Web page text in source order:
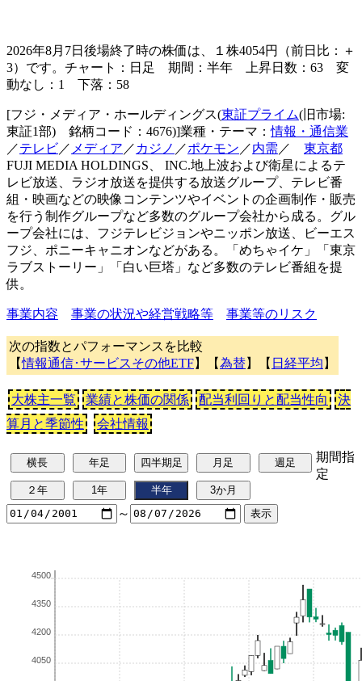
2026年8月7日後場終了時の株価は、１株4054円（前日比：＋
3）です。チャート：日足 期間：半年 上昇日数：63 変
動なし：1 下落：58
[フジ・メディア・ホールディングス(東証プライム(旧市場:
東証1部) 銘柄コード：4676)]業種・テーマ：情報・通信業
／テレビ／ メディア ／ カジノ ／ポケモン ／内需／ 東京都
FUJI MEDIA HOLDINGS、 INC.地上波および衛星によるテ
レビ放送、ラジオ放送を提供する放送グループ、テレビ番
組・映画などの映像コンテンツやイベントの企画制作・販売
を行う制作グループなど多数のグループ会社から成る。グル
ープ会社には、フジテレビジョンやニッポン放送、ビーエス
フジ、ポニーキャニオンなどがある。「めちゃイケ」「東京
ラブストーリー」「白い巨塔」など多数のテレビ番組を提
供。
事業内容 事業の状況や経営戦略等 事業等のリスク
次の指数とパフォーマンスを比較
【情報通信･サービスその他ETF】【為替】【 日経平均 】
大株主一覧 業績と株価の関係 配当利回りと配当性向
決
算月と季節性
会社情報
期間指
定
～